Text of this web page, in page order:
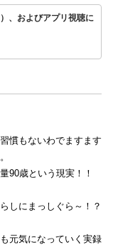
、およびアプリ視聴に
慣もないわでますます
90歳という現実！！
しにまっしぐら～！？
元気になっていく実録